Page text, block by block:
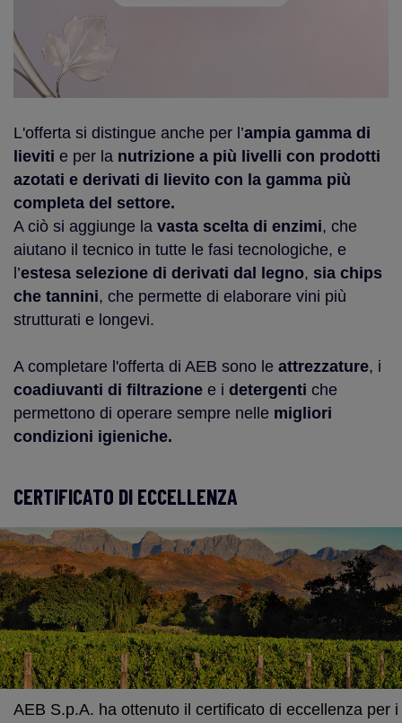
L'offerta si distingue anche per l’ampia gamma di
lieviti e per la nutrizione a più livelli con prodotti
azotati e derivati di lievito con la gamma più
completa del settore.
A ciò si aggiunge la vasta scelta di enzimi, che
aiutano il tecnico in tutte le fasi tecnologiche, e
l’estesa selezione di derivati dal legno, sia chips
che tannini, che permette di elaborare vini più
strutturati e longevi.
A completare l'offerta di AEB sono le attrezzature, i
coadiuvanti di filtrazione e i detergenti che
permettono di operare sempre nelle migliori
condizioni igieniche.
CERTIFICATO DI ECCELLENZA
AEB S.p.A. ha ottenuto il certificato di eccellenza per i